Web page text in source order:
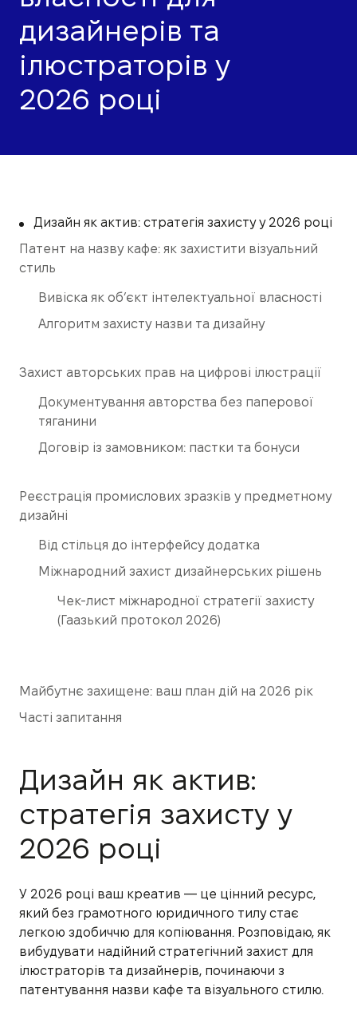
дизайнерів та
ілюстраторів у
2026 році
Дизайн як актив: стратегія захисту у 2026 році
Патент на назву кафе: як захистити візуальний
стиль
Вивіска як об’єкт інтелектуальної власності
Алгоритм захисту назви та дизайну
Захист авторських прав на цифрові ілюстрації
Документування авторства без паперової
тяганини
Договір із замовником: пастки та бонуси
Реєстрація промислових зразків у предметному
дизайні
Від стільця до інтерфейсу додатка
Міжнародний захист дизайнерських рішень
Чек-лист міжнародної стратегії захисту
(Гаазький протокол 2026)
Майбутнє захищене: ваш план дій на 2026 рік
Часті запитання
Дизайн як актив:
стратегія захисту у
2026 році
У 2026 році ваш креатив — це цінний ресурс,
який без грамотного юридичного тилу стає
легкою здобиччю для копіювання. Розповідаю, як
вибудувати надійний стратегічний захист для
ілюстраторів та дизайнерів, починаючи з
патентування назви кафе та візуального стилю.